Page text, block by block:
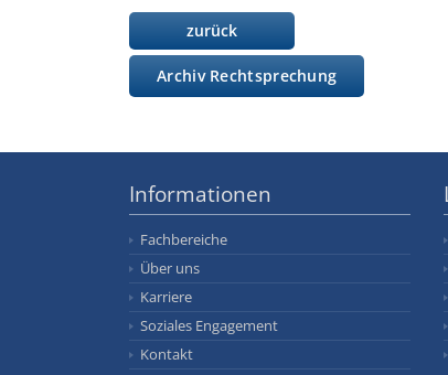
zurück
Archiv Rechtsprechung
Informationen
Fachbereiche
Über uns
Karriere
Soziales Engagement
Kontakt